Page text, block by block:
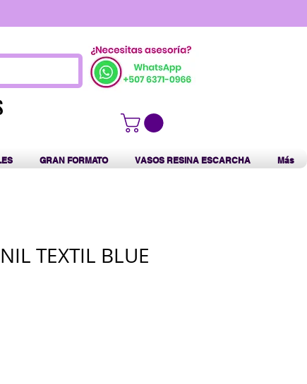
GRAN FORMATO VASOS RESINA ESCARCHA Más
TEXTIL BLUE